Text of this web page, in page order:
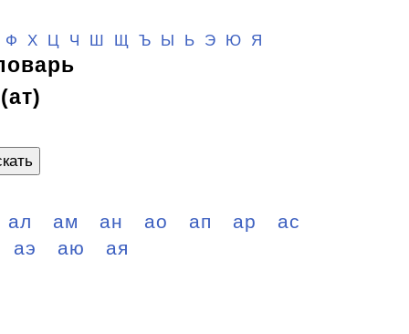
Ф Х Ц Ч Ш Щ Ъ Ы Ь Э Ю Я
ал ам ан ао ап ар
ас
аэ аю ая